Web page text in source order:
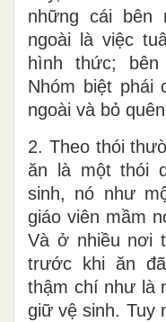
những cái bên
ngoài là việc
hình thức;
Nhóm biệt phái
ngoài và bỏ
2. Theo thói
ăn là một thói
sinh, nó như
giáo viên mầm
Và ở nhiều nơi
trước khi ăn
thậm chí như là
giữ vệ sinh. Tuy